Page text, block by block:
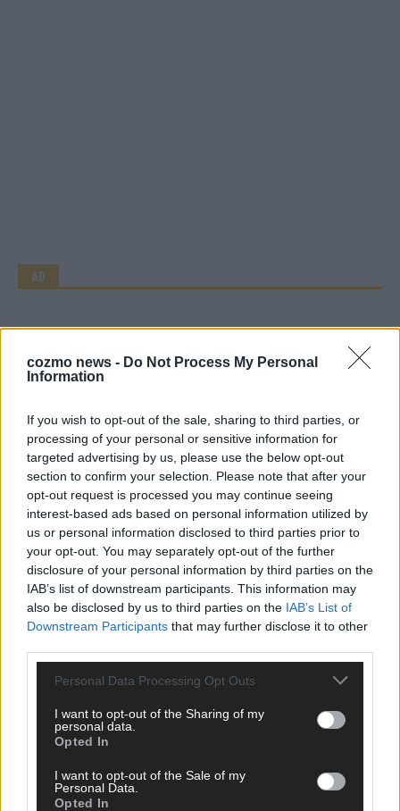
cozmo news - Do Not Process My Personal
Information
If you wish to opt-out of the sale, sharing to third parties, or
processing of your personal or sensitive information for
targeted advertising by us, please use the below opt-out
section to confirm your selection. Please note that after your
opt-out request is processed you may continue seeing
interest-based ads based on personal information utilized by
us or personal information disclosed to third parties prior to
your opt-out. You may separately opt-out of the further
disclosure of your personal information by third parties on the
IAB’s list of downstream participants. This information may
also be disclosed by us to third parties on the IAB’s List of
Downstream Participants that may further disclose it to other
Personal Data Processing Opt Outs
I want to opt-out of the Sharing of my
personal data.
Opted In
I want to opt-out of the Sale of my
Personal Data.
Opted In
AD
Über Redaktion | FLASH UP 22529 Artikel
Hier schreiben, posten und kuratieren unsere Redakteur alles,
was euch wirklich interessiert! Wir sind das Team hinter den
News, Storys und Videos, die ihr auf FLASH UP seht. Ob
brandheiße Nachrichten, coole Tipps, spannende Hintergründe
oder crazy Trends – wir checken alles für euch, filtern das
Wichtigste raus und bringen’s auf den Punkt.
EXTRA